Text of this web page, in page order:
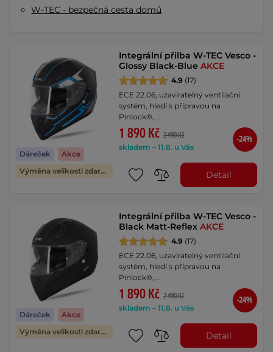
W-TEC - bezpečná cesta domů
Dáreček
Akce
Výměna velikosti zdarma
Integrální přilba W-TEC Vesco -
Glossy Black-BlueAKCE
4.9 (17)
ECE 22.06, uzavíratelný ventilační
systém, hledí s přípravou na
Pinlock®, …
1 890 Kč 2 490 Kč
skladem – 11.8. u Vás
-24%
Detail
Dáreček
Akce
Výměna velikosti zdarma
Integrální přilba W-TEC Vesco -
Black Matt-ReflexAKCE
4.9 (17)
ECE 22.06, uzavíratelný ventilační
systém, hledí s přípravou na
Pinlock®, …
1 890 Kč 2 490 Kč
skladem – 11.8. u Vás
-24%
Detail